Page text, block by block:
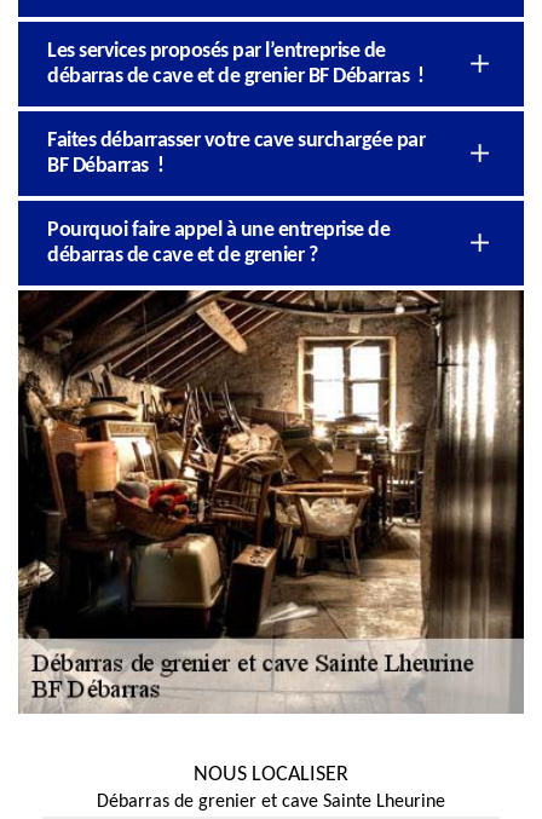
Les services proposés par l’entreprise de
débarras de cave et de grenier BF Débarras !
Faites débarrasser votre cave surchargée par
BF Débarras !
Pourquoi faire appel à une entreprise de
débarras de cave et de grenier ?
NOUS LOCALISER
Débarras de grenier et cave Sainte Lheurine